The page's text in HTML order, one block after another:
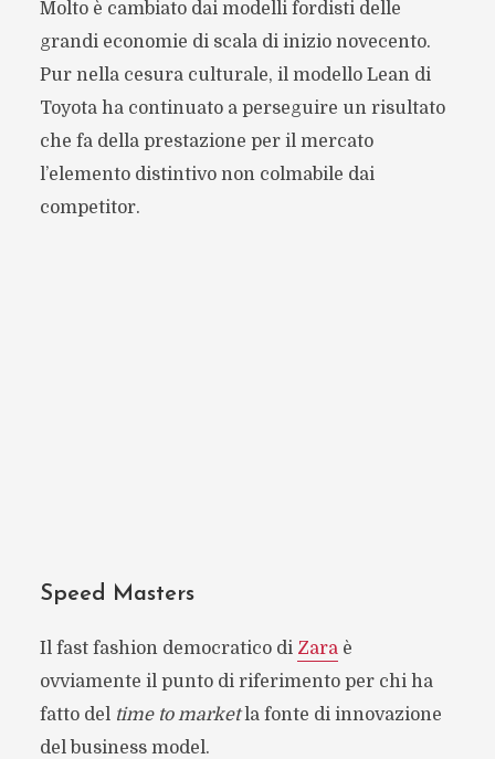
Molto è cambiato dai modelli fordisti delle
grandi economie di scala di inizio novecento.
Pur nella cesura culturale, il modello Lean di
Toyota ha continuato a perseguire un risultato
che fa della prestazione per il mercato
l’elemento distintivo non colmabile dai
competitor.
Speed Masters
Il fast fashion democratico di Zaraè
ovviamente il punto di riferimento per chi ha
fatto del time to marketla fonte di innovazione
del business model.